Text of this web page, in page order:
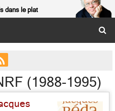
dans le plat
(1988-1995)